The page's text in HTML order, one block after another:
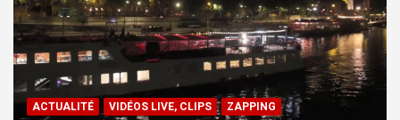
ACTUALITÉ VIDÉOS LIVE, CLIPS ZAPPING